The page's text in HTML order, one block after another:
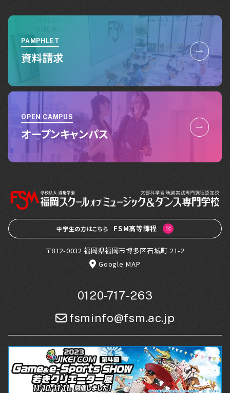
PAMPHLET
資料請求
OPEN CAMPUS
オープンキャンパス
中学生の方はこちら FSM高等課程
〒812-0032 福岡県福岡市博多区石城町 21-2
Google MAP
0120-717-263
fsminfo@fsm.ac.jp